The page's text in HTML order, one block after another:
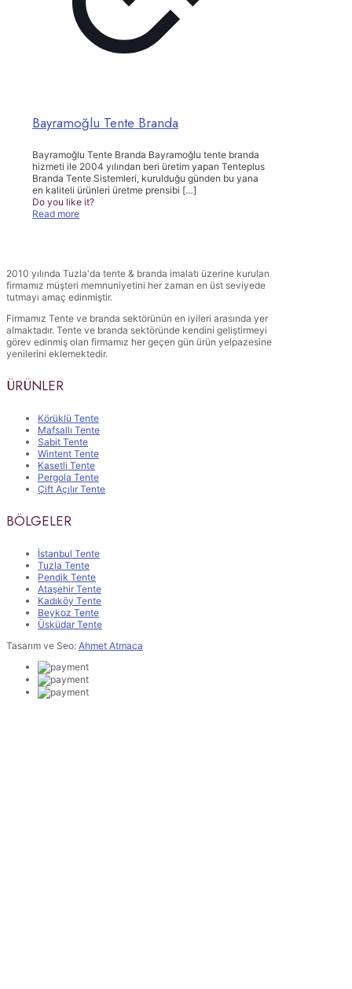
Bayramoğlu Tente Branda
Bayramoğlu Tente Branda Bayramoğlu tente branda
hizmeti ile 2004 yılından beri üretim yapan Tenteplus
Branda Tente Sistemleri, kurulduğu günden bu yana
en kaliteli ürünleri üretme prensibi […]
Do you like it?
Read more
2010 yılında Tuzla'da tente & branda imalatı üzerine kurulan
firmamız müşteri memnuniyetini her zaman en üst seviyede
tutmayı amaç edinmiştir.
Firmamız Tente ve branda sektörünün en iyileri arasında yer
almaktadır. Tente ve branda sektöründe kendini geliştirmeyi
görev edinmiş olan firmamız her geçen gün ürün yelpazesine
yenilerini eklemektedir.
ÜRÜNLER
Körüklü Tente
Mafsallı Tente
Sabit Tente
Wintent Tente
Kasetli Tente
Pergola Tente
Çift Açılır Tente
BÖLGELER
İstanbul Tente
Tuzla Tente
Pendik Tente
Ataşehir Tente
Kadıköy Tente
Beykoz Tente
Üsküdar Tente
Tasarım ve Seo: Ahmet Atmaca